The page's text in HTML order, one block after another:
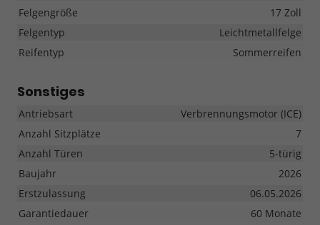
Felgengröße
17 Zoll
Felgentyp
Leichtmetallfelge
Reifentyp
Sommerreifen
Sonstiges
Antriebsart
Verbrennungsmotor (ICE)
Anzahl Sitzplätze
7
Anzahl Türen
5-türig
Baujahr
2026
Erstzulassung
06.05.2026
Garantiedauer
60 Monate